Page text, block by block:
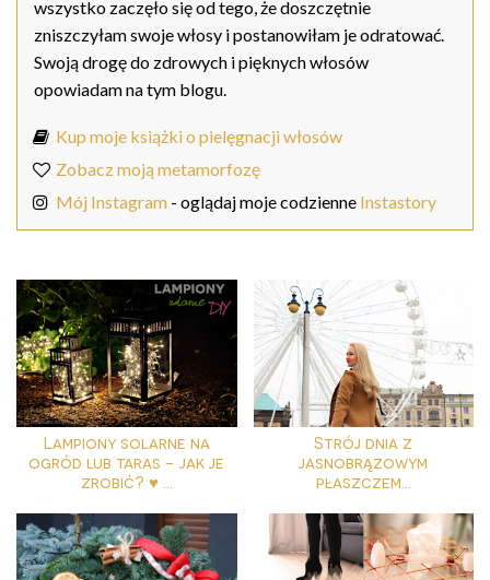
wszystko zaczęło się od tego, że doszczętnie
zniszczyłam swoje włosy i postanowiłam je odratować.
Swoją drogę do zdrowych i pięknych włosów
opowiadam na tym blogu.
Kup moje książki o pielęgnacji włosów
Zobacz moją metamorfozę
Mój Instagram - oglądaj moje codzienne Instastory
Lampiony solarne na
ogród lub taras - jak je
zrobić? ♥ ...
Strój dnia z
jasnobrązowym
płaszczem...